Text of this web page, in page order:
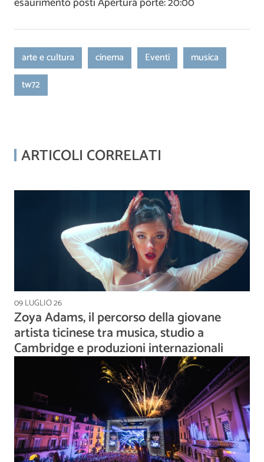
arte e cultura cinema Eventi
musica
tw72
ARTICOLI CORRELATI
09 LUGLIO 26
Zoya Adams, il percorso della giovane
artista ticinese tra musica, studio a
Cambridge e produzioni internazionali